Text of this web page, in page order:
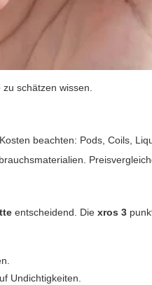
schätzen wissen.
beachten: Pods, Coils,
entscheidend. Diexros 3
Undichtigkeiten.